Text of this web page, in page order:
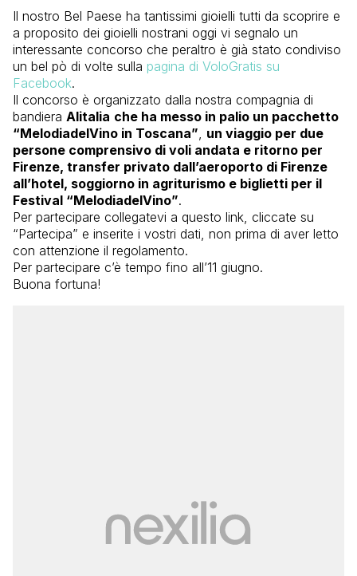
Il nostro Bel Paese ha tantissimi gioielli tutti da scoprire e
a proposito dei gioielli nostrani oggi vi segnalo un
interessante concorso che peraltro è già stato condiviso
un bel pò di volte sulla pagina di VoloGratis su
Facebook.
Il concorso è organizzato dalla nostra compagnia di
bandiera Alitalia che ha messo in palio un pacchetto
“MelodiadelVino in Toscana”, un viaggio per due
persone comprensivo di voli andata e ritorno per
Firenze, transfer privato dall’aeroporto di Firenze
all’hotel, soggiorno in agriturismo e biglietti per il
Festival “MelodiadelVino”.
Per partecipare collegatevi a questo link, cliccate su
“Partecipa” e inserite i vostri dati, non prima di aver letto
con attenzione il regolamento.
Per partecipare c’è tempo fino all’11 giugno.
Buona fortuna!